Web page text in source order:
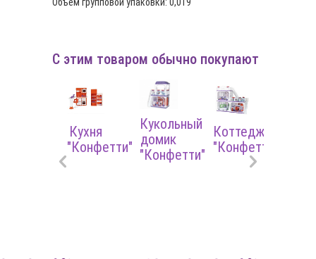
С этим товаром обычно покупают
Кухня
"Конфетти"
Кукольный
домик
"Конфетти"
Коттедж
"Конфетти"